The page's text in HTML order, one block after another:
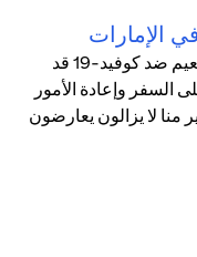
الإمارات
بالرغم من أن حصول الكثيرين على التطعيم ضد كوفيد-19 قد
السفر وإعادة الأمور
منا لا يزالون يعارضون